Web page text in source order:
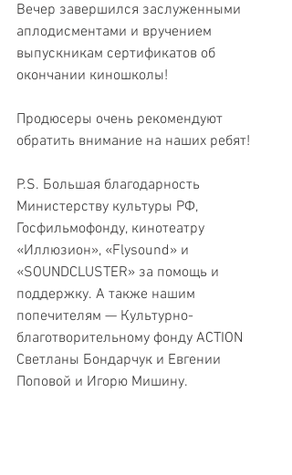
Вечер завершился заслуженными
аплодисментами и вручением
выпускникам сертификатов об
окончании киношколы!
Продюсеры очень рекомендуют
обратить внимание на наших ребят!
P.S. Большая благодарность
Министерству культуры РФ,
Госфильмофонду, кинотеатру
«Иллюзион», «Flysound» и
«SOUNDCLUSTER» за помощь и
поддержку. А также нашим
попечителям — Культурно-
благотворительному фонду ACTION
Светланы Бондарчук и Евгении
Поповой и Игорю Мишину.